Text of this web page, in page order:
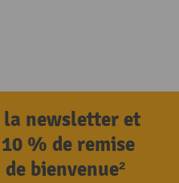
la newsletter et
% de remise
bienvenue²